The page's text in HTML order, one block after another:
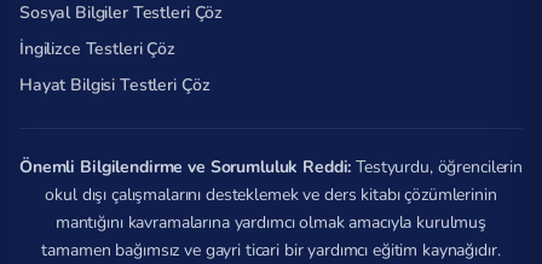
Sosyal Bilgiler Testleri Çöz
İngilizce Testleri Çöz
Hayat Bilgisi Testleri Çöz
Önemli Bilgilendirme ve Sorumluluk Reddi: Testyurdu, öğrencilerin
okul dışı çalışmalarını desteklemek ve ders kitabı çözümlerinin
mantığını kavramalarına yardımcı olmak amacıyla kurulmuş
tamamen bağımsız ve gayri ticari bir yardımcı eğitim kaynağıdır.